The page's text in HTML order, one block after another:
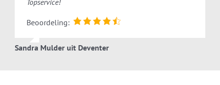
Veelgestelde vragen over
Beoordeling:
Sandra Mulder uit Deventer